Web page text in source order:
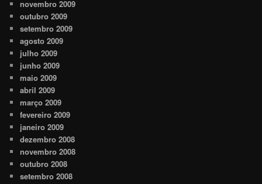
novembro 2009
outubro 2009
setembro 2009
agosto 2009
julho 2009
junho 2009
maio 2009
abril 2009
março 2009
fevereiro 2009
janeiro 2009
dezembro 2008
novembro 2008
outubro 2008
setembro 2008